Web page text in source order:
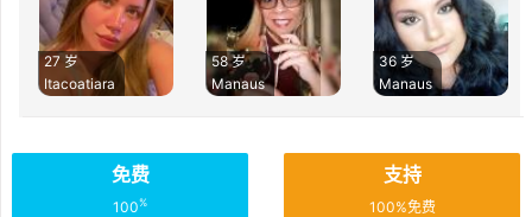
27 岁
Itacoatiara
58 岁
Manaus
36 岁
Manaus
免费
100%
支持
100%免费